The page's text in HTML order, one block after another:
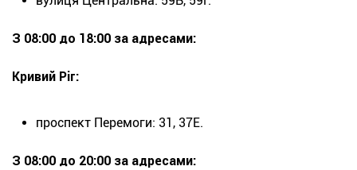
З 08:00 до 18:00 за адресами:
Кривий Ріг:
проспект Перемоги: 31, 37Е.
З 08:00 до 20:00 за адресами: